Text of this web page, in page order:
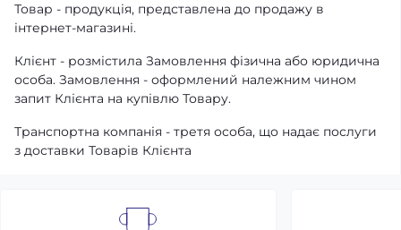
Товар - продукція, представлена ​​до продажу в
інтернет-магазині.
Клієнт - розмістила Замовлення фізична або юридична
особа. Замовлення - оформлений належним чином
запит Клієнта на купівлю Товару.
Транспортна компанія - третя особа, що надає послуги
з доставки Товарів Клієнта